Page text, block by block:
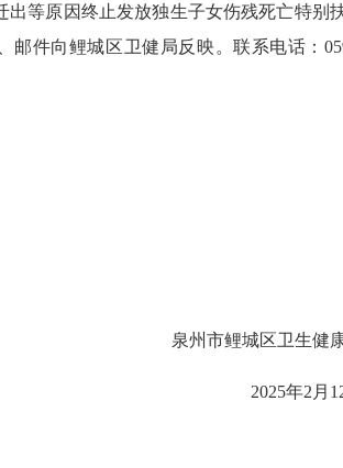
等原因终止发放独生子女伤残死亡特别
邮件向鲤城区卫健局反映。联系电话：
泉州市鲤城区卫生健
2025年2月